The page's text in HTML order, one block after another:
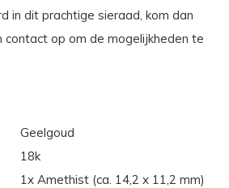
in dit prachtige sieraad, kom dan
op om de mogelijkheden te
Geelgoud
18k
1x Amethist (ca. 14,2 x 11,2 mm)